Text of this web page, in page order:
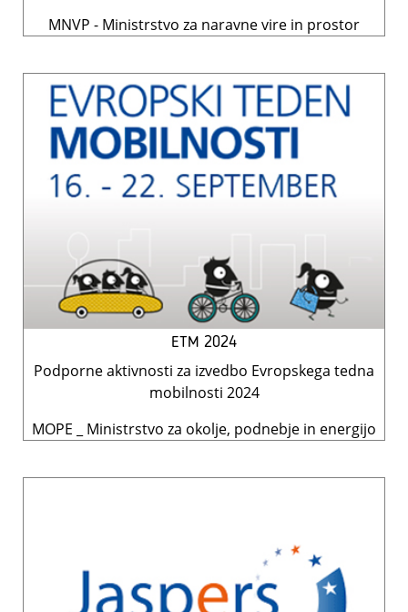
MNVP - Ministrstvo za naravne vire in prostor
ETM 2024
Podporne aktivnosti za izvedbo Evropskega tedna
mobilnosti 2024
MOPE _ Ministrstvo za okolje, podnebje in energijo